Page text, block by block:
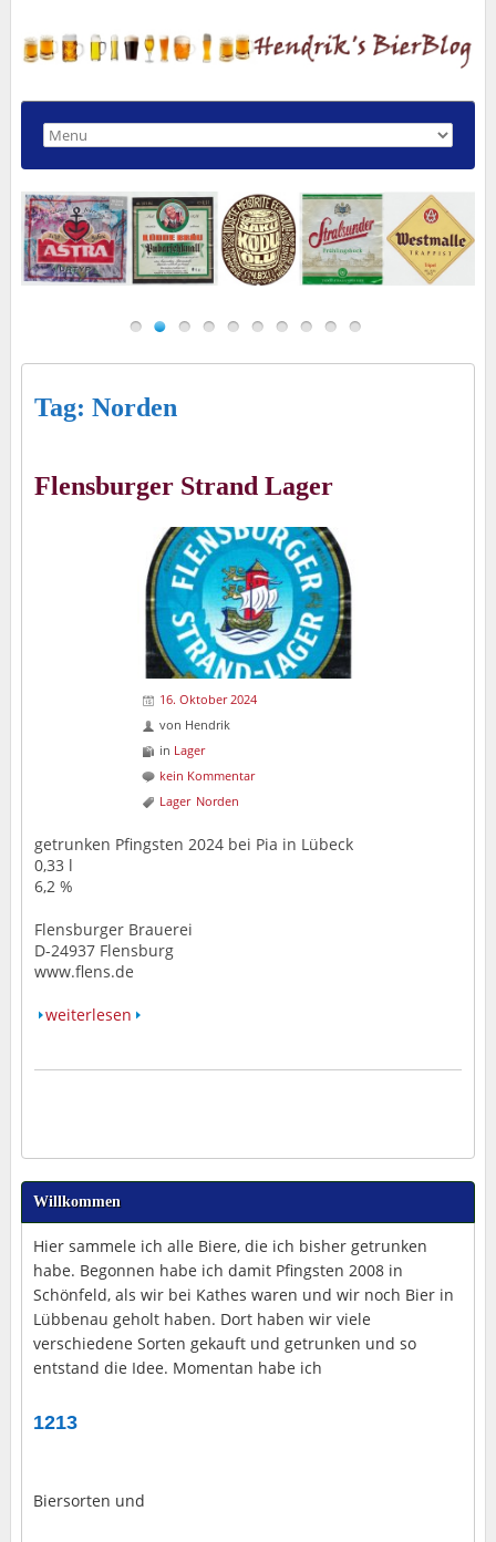
Tag: Norden
Flensburger Strand Lager
16. Oktober 2024
von Hendrik
in Lager
kein Kommentar
Lager Norden
getrunken Pfingsten 2024 bei Pia in Lübeck
0,33 l
6,2 %
Flensburger Brauerei
D-24937 Flensburg
www.flens.de
weiterlesen
Willkommen
Hier sammele ich alle Biere, die ich bisher getrunken
habe. Begonnen habe ich damit Pfingsten 2008 in
Schönfeld, als wir bei Kathes waren und wir noch Bier in
Lübbenau geholt haben. Dort haben wir viele
verschiedene Sorten gekauft und getrunken und so
entstand die Idee. Momentan habe ich
1213
Biersorten und